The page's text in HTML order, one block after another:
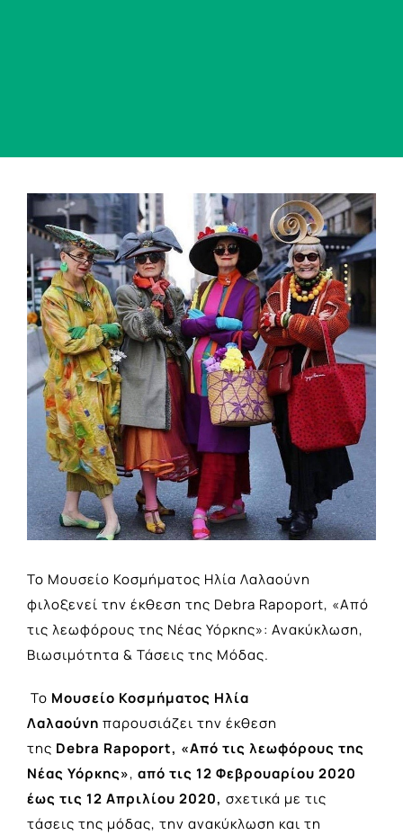
View
Larger
Image
Το Μουσείο Κοσμήματος Ηλία Λαλαούνη
φιλοξενεί την έκθεση της Debra Rapoport, «Από
τις λεωφόρους της Νέας Υόρκης»: Ανακύκλωση,
Βιωσιμότητα & Τάσεις της Μόδας.
Το Μουσείο Κοσμήματος Ηλία
Λαλαούνη παρουσιάζει την έκθεση
της Debra Rapoport, «Από τις λεωφόρους της
Νέας Υόρκης», από τις 12 Φεβρουαρίου 2020
έως τις 12 Απριλίου 2020, σχετικά με τις
τάσεις της μόδας, την ανακύκλωση και τη